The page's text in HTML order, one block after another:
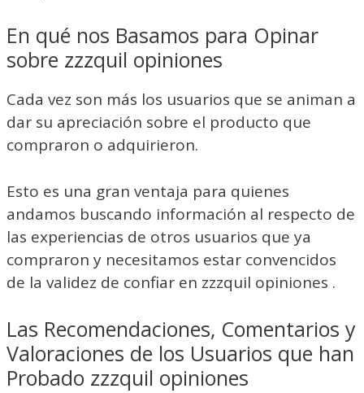
En qué nos Basamos para Opinar
sobre zzzquil opiniones
Cada vez son más los usuarios que se animan a
dar su apreciación sobre el producto que
compraron o adquirieron.
Esto es una gran ventaja para quienes
andamos buscando información al respecto de
las experiencias de otros usuarios que ya
compraron y necesitamos estar convencidos
de la validez de confiar en zzzquil opiniones .
Las Recomendaciones, Comentarios y
Valoraciones de los Usuarios que han
Probado zzzquil opiniones